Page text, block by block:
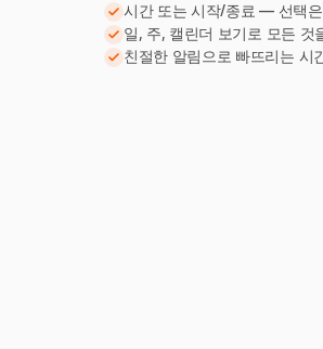
시간 또는 시작/종료 — 선택
일, 주, 캘린더 보기로 모든 것
친절한 알림으로 빠뜨리는 시